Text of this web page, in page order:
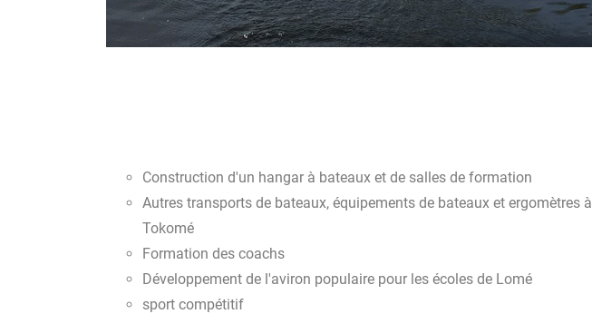
Construction d'un hangar à bateaux et de salles de formation
Autres transports de bateaux, équipements de bateaux et ergomètres à
Tokomé
Formation des coachs
Développement de l'aviron populaire pour les écoles de Lomé
sport compétitif